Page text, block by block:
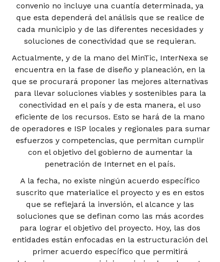
convenio no incluye una cuantía determinada, ya
que esta dependerá del análisis que se realice de
cada municipio y de las diferentes necesidades y
soluciones de conectividad que se requieran.
Actualmente, y de la mano del MinTic, InterNexa se
encuentra en la fase de diseño y planeación, en la
que se procurará proponer las mejores alternativas
para llevar soluciones viables y sostenibles para la
conectividad en el país y de esta manera, el uso
eficiente de los recursos. Esto se hará de la mano
de operadores e ISP locales y regionales para sumar
esfuerzos y competencias, que permitan cumplir
con el objetivo del gobierno de aumentar la
penetración de Internet en el país.
A la fecha, no existe ningún acuerdo específico
suscrito que materialice el proyecto y es en estos
que se reflejará la inversión, el alcance y las
soluciones que se definan como las más acordes
para lograr el objetivo del proyecto. Hoy, las dos
entidades están enfocadas en la estructuración del
primer acuerdo específico que permitirá